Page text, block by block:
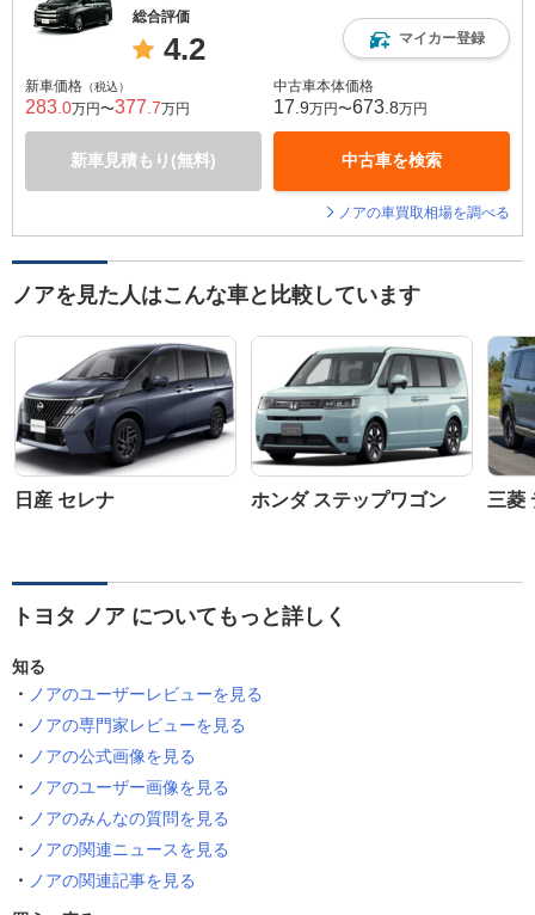
総合評価
4.2 マイカー登録
新車価格 （税込）
283 .0万円〜377 .7万円
新車見積もり(無料)
中古車本体価格
17 .9万円〜673 .8万円
中古車を検索
ノアの車買取相場を調べる
ノアを見た人はこんな車と比較しています
日産 セレナ ホンダ ステップワゴン 三菱
トヨタ ノア についてもっと詳しく
知る
ノアのユーザーレビューを見る
ノアの専門家レビューを見る
ノアの公式画像を見る
ノアのユーザー画像を見る
ノアのみんなの質問を見る
ノアの関連ニュースを見る
ノアの関連記事を見る